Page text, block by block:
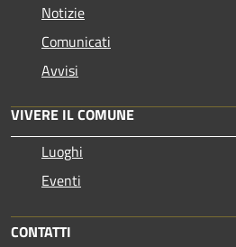
Notizie
Comunicati
Avvisi
VIVERE IL COMUNE
Luoghi
Eventi
CONTATTI